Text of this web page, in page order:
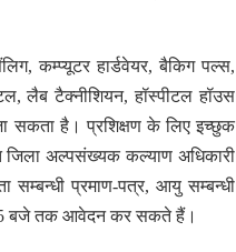
कम्प्यूटर हार्डवेयर, बैकिग पल्स,
लैब टैक्नीशियन, हॉस्पीटल हॉउस
सकता है। प्रशिक्षण के लिए इच्छुक
जिला अल्पसंख्यक कल्याण अधिकारी
सम्बन्धी प्रमाण-पत्र, आयु सम्बन्धी
5 बजे तक आवेदन कर सकते हैं।